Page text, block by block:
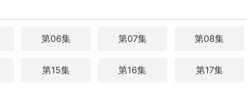
第06集 第07集 第08集
第15集 第16集 第17集